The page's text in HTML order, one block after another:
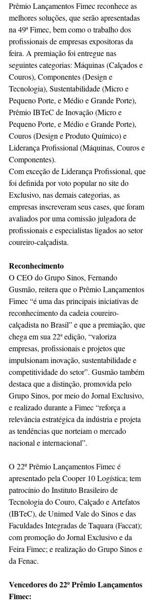
Prêmio Lançamentos Fimec reconhece as
melhores soluções, que serão apresentadas
na 49ª Fimec, bem como o trabalho dos
profissionais de empresas expositoras da
feira. A premiação foi entregue nas
seguintes categorias: Máquinas (Calçados e
Couros), Componentes (Design e
Tecnologia), Sustentabilidade (Micro e
Pequeno Porte, e Médio e Grande Porte),
Prêmio IBTeC de Inovação (Micro e
Pequeno Porte, e Médio e Grande Porte),
Couros (Design e Produto Químico) e
Liderança Profissional (Máquinas, Couros e
Componentes).
Com exceção de Liderança Profissional, que
foi definida por voto popular no site do
Exclusivo, nas demais categorias, as
empresas inscreveram seus cases, que foram
avaliados por uma comissão julgadora de
profissionais e especialistas ligados ao setor
coureiro-calçadista.
Reconhecimento
O CEO do Grupo Sinos, Fernando
Gusmão, reitera que o Prêmio Lançamentos
Fimec “é uma das principais iniciativas de
reconhecimento da cadeia coureiro-
calçadista no Brasil” e que a premiação, que
chega em sua 22ª edição, “valoriza
empresas, profissionais e projetos que
impulsionam inovação, sustentabilidade e
competitividade do setor”. Gusmão também
destaca que a distinção, promovida pelo
Grupo Sinos, por meio do Jornal Exclusivo,
e realizado durante a Fimec “reforça a
relevância estratégica da indústria e projeta
as tendências que norteiam o mercado
nacional e internacional”.
O 22º Prêmio Lançamentos Fimec é
apresentado pela Cooper 10 Logística; tem
patrocínio do Instituto Brasileiro de
Tecnologia do Couro, Calçado e Artefatos
(IBTeC), de Unimed Vale do Sinos e das
Faculdades Integradas de Taquara (Faccat);
com promoção do Jornal Exclusivo e da
Feira Fimec; e realização do Grupo Sinos e
da Fenac.
Vencedores do 22º Prêmio Lançamentos
Fimec: